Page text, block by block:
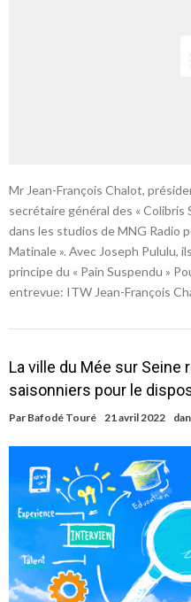
Mr Jean-François Chalot,
secrétaire général des « Colibris
dans les studios de MNG Radio
Matinale ». Avec Joseph Pululu,
principe du « Pain Suspendu »
entrevue: ITW Jean-François
La ville du Mée sur
saisonniers pour le
Par Bafodé Touré 21 avril 2022